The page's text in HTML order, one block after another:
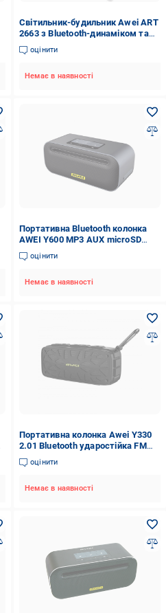
Світильник-будильник Awei ART
2663 з Bluetooth-динаміком та
зарядним пристроєм RGB Білий
оцінити
Немає в наявності
Портативна Bluetooth колонка
AWEI Y600 MP3 AUX microSD
2600mAh Чорний (SUN6637)
оцінити
Немає в наявності
Портативна колонка Awei Y330
2.01 Bluetooth ударостійка FM
Чорний (1440155802)
оцінити
Немає в наявності